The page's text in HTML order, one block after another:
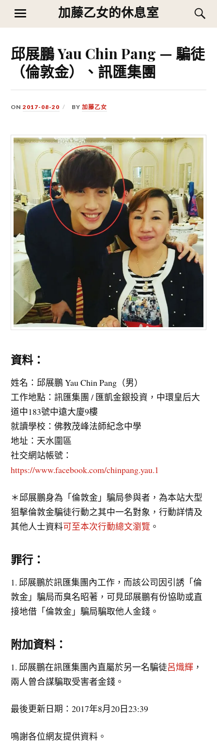
content
加藤乙女的休息室
MENU
邱展鵬 Yau Chin Pang — 騙徒
（倫敦金）、訊匯集團
ON2017-08-20 BY加藤乙女
資料：
姓名：邱展鵬 Yau Chin Pang（男）
工作地點：訊匯集團 / 匯凱金銀投資，中環皇后大
道中183號中遠大廈9樓
就讀學校：佛教茂峰法師紀念中學
地址：天水圍區
社交網站帳號：
https://www.facebook.com/chinpang.yau.1
＊邱展鵬身為「倫敦金」騙局參與者，為本站大型
狙擊倫敦金騙徒行動之其中一名對象，行動詳情及
其他人士資料可至本次行動總文瀏覽 。
罪行：
1. 邱展鵬於訊匯集團內工作，而該公司因引誘「倫
敦金」騙局而臭名昭著，可見邱展鵬有份協助或直
接地借「倫敦金」騙局騙取他人金錢。
附加資料：
1. 邱展鵬在訊匯集團內直屬於另一名騙徒呂熾輝 ，
兩人曾合謀騙取受害者金錢。
最後更新日期：2017年8月20日23:39
鳴謝各位網友提供資料。